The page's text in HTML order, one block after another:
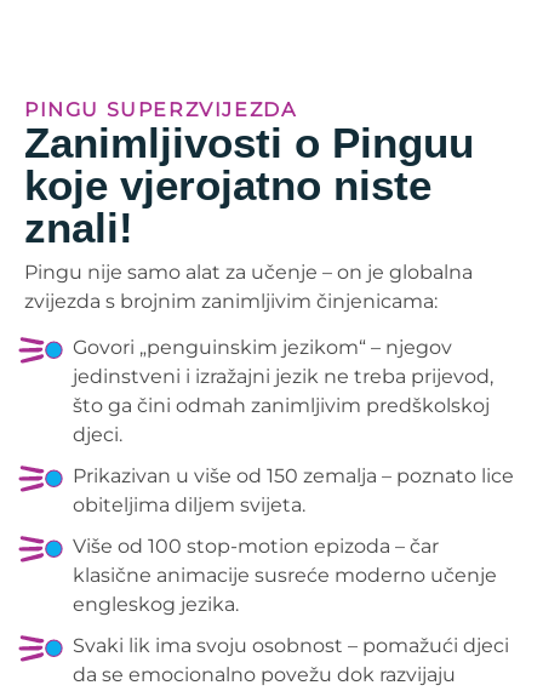
PINGU SUPERZVIJEZDA
Zanimljivosti o Pinguu
koje vjerojatno niste
znali!
Pingu nije samo alat za učenje – on je globalna
zvijezda s brojnim zanimljivim činjenicama:
Govori „penguinskim jezikom“ – njegov
jedinstveni i izražajni jezik ne treba prijevod,
što ga čini odmah zanimljivim predškolskoj
djeci.
Prikazivan u više od 150 zemalja – poznato lice
obiteljima diljem svijeta.
Više od 100 stop-motion epizoda – čar
klasične animacije susreće moderno učenje
engleskog jezika.
Svaki lik ima svoju osobnost – pomažući djeci
da se emocionalno povežu dok razvijaju